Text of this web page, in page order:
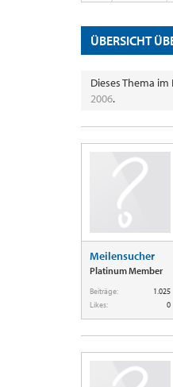
ÜBERSICHT
Dieses Thema
2006.
Meilensucher
Platinum Member
Beiträge:
1.025
Likes:
0